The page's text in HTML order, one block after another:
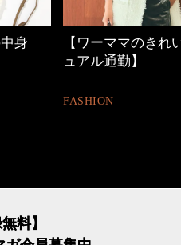
カジ
心地よくいられる
とは
FASHION
料】